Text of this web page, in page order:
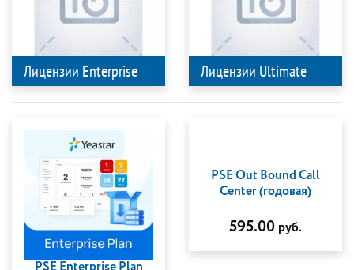
Лицензии Enterprise Лицензии Ultimate
PSE Enterprise Plan
PSE Out Bound Call
Center (годовая)
595.00 руб.